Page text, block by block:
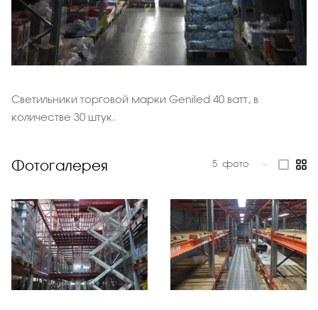
Светильники торговой марки Geniled 40 ватт, в
количестве 30 штук.
Фотогалерея 5 фото —